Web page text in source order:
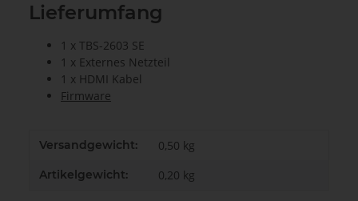
Lieferumfang
1 x TBS-2603 SE
1 x Externes Netzteil
1 x HDMI Kabel
Firmware
Versandgewicht: 0,50 kg
Artikelgewicht: 0,20 kg